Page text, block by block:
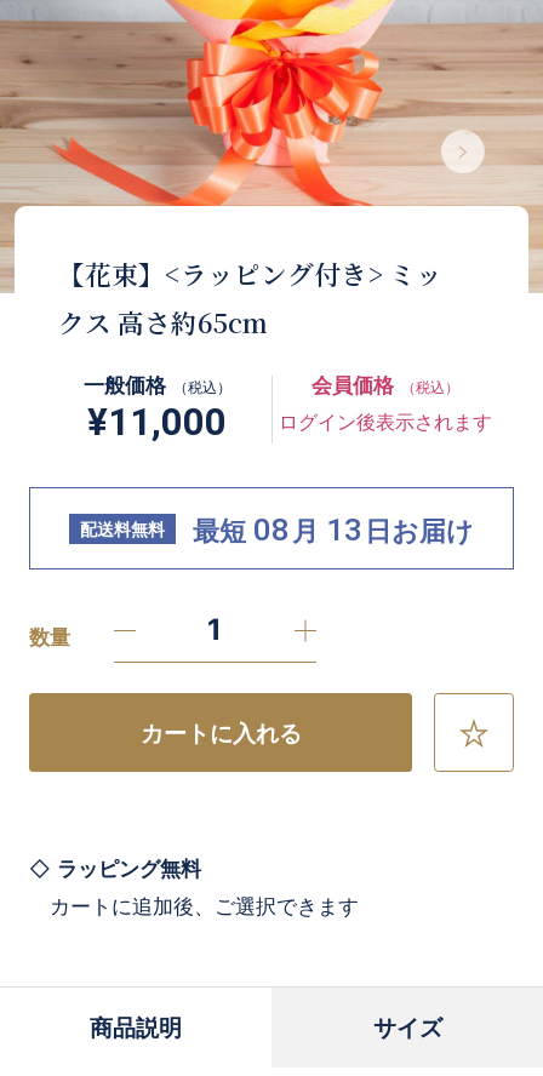
【花束】<ラッピング付き> ミッ
クス 高さ約65cm
一般価格 （税込）
¥11,000
会員価格 （税込）
ログイン後表示されます
配送料無料 最短 08 月 13 日お届け
数量
カートに入れる
お
ラッピング無料
カートに追加後、ご選択できます
商品説明 サイズ